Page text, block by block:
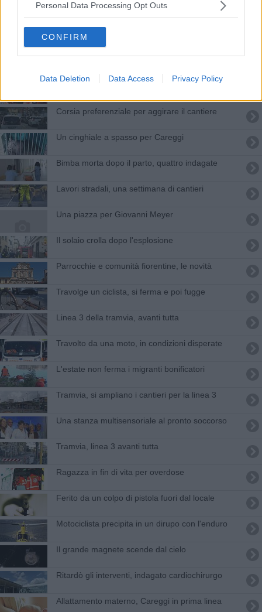
Personal Data Processing Opt Outs
CONFIRM
Data Deletion Data Access Privacy Policy
Tramvia, linea 3, nuovo sottopasso Milton-Strozzi
L'autopsia si fa con una tac
Sbatte la testa mentre lavora nella fornace
Corsia preferenziale per aggirare il cantiere
Un cinghiale a spasso per Careggi
Bimba morta dopo il parto, quattro indagate
Lavori stradali, una settimana di cantieri
Una piazza per Giovanni Meyer
Il solaio crolla dopo l'esplosione
Parrocchie e comunità fiorentine, le novità
Travolge un ciclista, si ferma e poi fugge
Linea 3 della tramvia, avanti tutta
Travolto da una moto, in condizioni disperate
L'estate non ferma i migranti bonificatori
Tramvia, si ampliano i cantieri per la linea 3
Una stanza multisensoriale al pronto soccorso
Tramvia, linea 3 avanti tutta
Ragazza in fin di vita per overdose
Ferito da un colpo di pistola fuori dal locale
Motociclista precipita in un dirupo con l'enduro
Il grande magnete scende dal cielo
Ritardò gli interventi, indagato cardiochirurgo
Allattamento materno, Careggi in prima linea